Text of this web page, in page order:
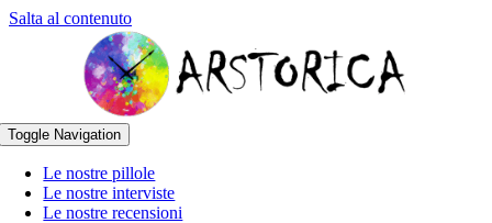
Salta al contenuto
Toggle Navigation
Le nostre pillole
Le nostre interviste
Le nostre recensioni